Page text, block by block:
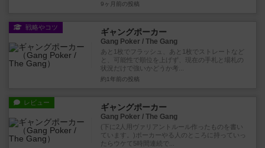
9ヶ月前 の投稿
戦略やコツ ギャングポーカー
Gang Poker / The Gang
あと1枚でフラッシュ、あと1枚でストレートなど
と、可能性で順位を上げず、現在の手札と場札の
状況だけで強いかどうか考...
約1年前 の投稿
レビュー ギャングポーカー
Gang Poker / The Gang
(下に2人用ヴァリアントルール作ったものを書い
ています。)ポーカーやる人のところに持っていっ
たらウケて5時間連続で...